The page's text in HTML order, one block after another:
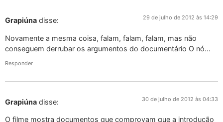
Grapiúna disse: 29 de julho de 2012 às 14:29
Novamente a mesma coisa, falam, falam, falam, mas não
conseguem derrubar os argumentos do documentário O nó…
Responder
Grapiúna disse: 30 de julho de 2012 às 04:33
O filme mostra documentos que comprovam que a introdução